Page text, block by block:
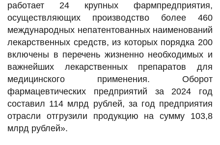
работает 24 крупных фармпредприятия,
осуществляющих производство более 460
международных непатентованных наименований
лекарственных средств, из которых порядка 200
включены в перечень жизненно необходимых и
важнейших лекарственных препаратов для
медицинского применения. Оборот
фармацевтических предприятий за 2024 год
составил 114 млрд рублей, за год предприятия
отрасли отгрузили продукцию на сумму 103,8
млрд рублей».